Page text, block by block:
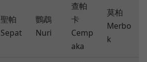
聖帕
Sepat
鸚鵡
Nuri
查帕
卡
Cemp
aka
莫柏
Merbo
k